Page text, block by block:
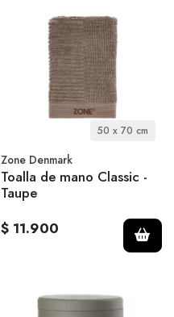
50 x 70 cm
Zone Denmark
Toalla de mano Classic -
Taupe
$ 11.900